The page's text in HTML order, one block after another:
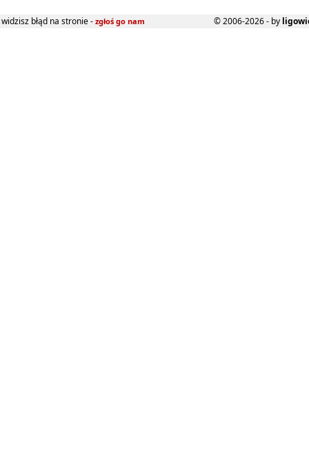
widzisz błąd na stronie - zgłoś go nam © 2006-2026 - by